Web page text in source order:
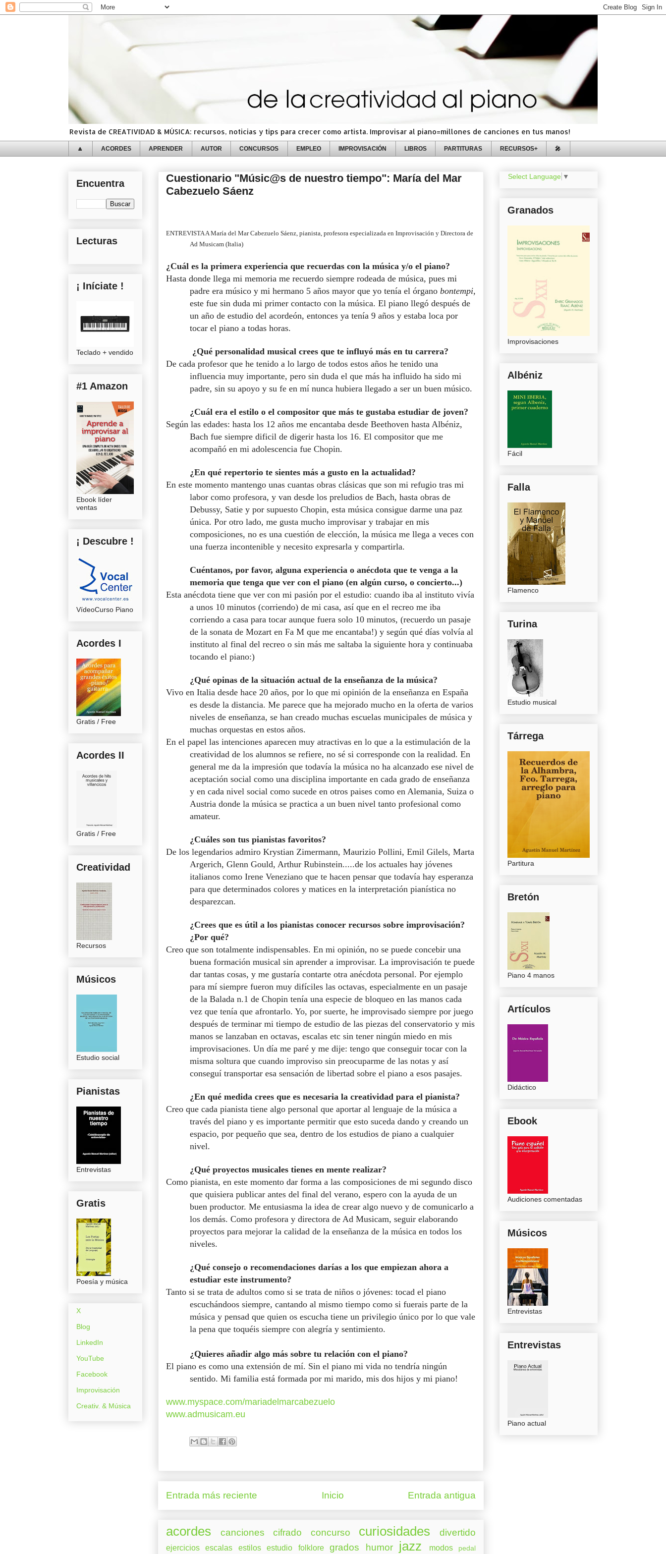
Revista de CREATIVIDAD & MÚSICA: recursos, noticias y tips para crecer como artista. Improvisar al piano=millones de canciones en tus manos!
🔼 ACORDES APRENDER AUTOR CONCURSOS EMPLEO IMPROVISACIÓN LIBROS PARTITURAS RECURSOS+ 🎤
Cuestionario "Músic@s de nuestro tiempo": María del Mar
Cabezuelo Sáenz
ENTREVISTA A María del Mar Cabezuelo Sáenz, pianista, profesora especializada en Improvisación y Directora de
Ad Musicam (Italia)
¿Cuál es la primera experiencia que recuerdas con la música y/o el piano?
Hasta donde llega mi memoria me recuerdo siempre rodeada de música, pues mi
padre era músico y mi hermano 5 años mayor que yo tenía el órgano bontempi,
este fue sin duda mi primer contacto con la música. El piano llegó después de
un año de estudio del acordeón, entonces ya tenía 9 años y estaba loca por
tocar el piano a todas horas.
¿Qué personalidad musical crees que te influyó más en tu carrera?
De cada profesor que he tenido a lo largo de todos estos años he tenido una
influencia muy importante, pero sin duda el que más ha influido ha sido mi
padre, sin su apoyo y su fe en mí nunca hubiera llegado a ser un buen músico.
¿Cuál era el estilo o el compositor que más te gustaba estudiar de joven?
Según las edades: hasta los 12 años me encantaba desde Beethoven hasta Albéniz,
Bach fue siempre dificil de digerir hasta los 16. El compositor que me
acompañó en mi adolescencia fue Chopin.
¿En qué repertorio te sientes más a gusto en la actualidad?
En este momento mantengo unas cuantas obras clásicas que son mi refugio tras mi
labor como profesora, y van desde los preludios de Bach, hasta obras de
Debussy, Satie y por supuesto Chopin, esta música consigue darme una paz
única. Por otro lado, me gusta mucho improvisar y trabajar en mis
composiciones, no es una cuestión de elección, la música me llega a veces con
una fuerza incontenible y necesito expresarla y compartirla.
Cuéntanos, por favor, alguna experiencia o anécdota que te venga a la
memoria que tenga que ver con el piano (en algún curso, o concierto...)
Esta anécdota tiene que ver con mi pasión por el estudio: cuando iba al instituto vivía
a unos 10 minutos (corriendo) de mi casa, así que en el recreo me iba
corriendo a casa para tocar aunque fuera solo 10 minutos, (recuerdo un pasaje
de la sonata de Mozart en Fa M que me encantaba!) y según qué días volvía al
instituto al final del recreo o sin más me saltaba la siguiente hora y continuaba
tocando el piano:)
¿Qué opinas de la situación actual de la enseñanza de la música?
Vivo en Italia desde hace 20 años, por lo que mi opinión de la enseñanza en España
es desde la distancia. Me parece que ha mejorado mucho en la oferta de varios
niveles de enseñanza, se han creado muchas escuelas municipales de música y
muchas orquestas en estos años.
En el papel las intenciones aparecen muy atractivas en lo que a la estimulación de la
creatividad de los alumnos se refiere, no sé si corresponde con la realidad. En
general me da la impresión que todavía la música no ha alcanzado ese nivel de
aceptación social como una disciplina importante en cada grado de enseñanza
y en cada nivel social como sucede en otros paises como en Alemania, Suiza o
Austria donde la música se practica a un buen nivel tanto profesional como
amateur.
¿Cuáles son tus pianistas favoritos?
De los legendarios admiro Krystian Zimermann, Maurizio Pollini, Emil Gilels, Marta
Argerich, Glenn Gould, Arthur Rubinstein.....de los actuales hay jóvenes
italianos como Irene Veneziano que te hacen pensar que todavía hay esperanza
para que determinados colores y matices en la interpretación pianística no
desparezcan.
¿Crees que es útil a los pianistas conocer recursos sobre improvisación?
¿Por qué?
Creo que son totalmente indispensables. En mi opinión, no se puede concebir una
buena formación musical sin aprender a improvisar. La improvisación te puede
dar tantas cosas, y me gustaría contarte otra anécdota personal. Por ejemplo
para mí siempre fueron muy difíciles las octavas, especialmente en un pasaje
de la Balada n.1 de Chopin tenía una especie de bloqueo en las manos cada
vez que tenía que afrontarlo. Yo, por suerte, he improvisado siempre por juego
después de terminar mi tiempo de estudio de las piezas del conservatorio y mis
manos se lanzaban en octavas, escalas etc sin tener ningún miedo en mis
improvisaciones. Un día me paré y me dije: tengo que conseguir tocar con la
misma soltura que cuando improviso sin preocuparme de las notas y así
conseguí transportar esa sensación de libertad sobre el piano a esos pasajes.
¿En qué medida crees que es necesaria la creatividad para el pianista?
Creo que cada pianista tiene algo personal que aportar al lenguaje de la música a
través del piano y es importante permitir que esto suceda dando y creando un
espacio, por pequeño que sea, dentro de los estudios de piano a cualquier
nivel.
¿Qué proyectos musicales tienes en mente realizar?
Como pianista, en este momento dar forma a las composiciones de mi segundo disco
que quisiera publicar antes del final del verano, espero con la ayuda de un
buen productor. Me entusiasma la idea de crear algo nuevo y de comunicarlo a
los demás. Como profesora y directora de Ad Musicam, seguir elaborando
proyectos para mejorar la calidad de la enseñanza de la música en todos los
niveles.
¿Qué consejo o recomendaciones darías a los que empiezan ahora a
estudiar este instrumento?
Tanto si se trata de adultos como si se trata de niños o jóvenes: tocad el piano
escuchándoos siempre, cantando al mismo tiempo como si fuerais parte de la
música y pensad que quien os escucha tiene un privilegio único por lo que vale
la pena que toquéis siempre con alegría y sentimiento.
¿Quieres añadir algo más sobre tu relación con el piano?
El piano es como una extensión de mí. Sin el piano mi vida no tendría ningún
sentido. Mi familia está formada por mi marido, mis dos hijos y mi piano!
www.myspace.com/mariadelmarcabezuelo
www.admusicam.eu
Entrada más reciente Entrada antigua
Inicio
acordes canciones cifrado concurso curiosidades divertido
ejercicios escalas estilos estudio folklore grados humor jazz modos pedal
Encuentra
Lecturas
¡ Iníciate !
Teclado + vendido
#1 Amazon
Ebook líder
ventas
¡ Descubre !
VídeoCurso Piano
Acordes I
Gratis / Free
Acordes II
Gratis / Free
Creatividad
Recursos
Músicos
Estudio social
Pianistas
Entrevistas
Gratis
Poesía y música
X
Blog
LinkedIn
YouTube
Facebook
Improvisación
Creativ. & Música
Select Language ▼
Granados
Improvisaciones
Albéniz
Fácil
Falla
Flamenco
Turina
Estudio musical
Tárrega
Partitura
Bretón
Piano 4 manos
Artículos
Didáctico
Ebook
Audiciones comentadas
Músicos
Entrevistas
Entrevistas
Piano actual